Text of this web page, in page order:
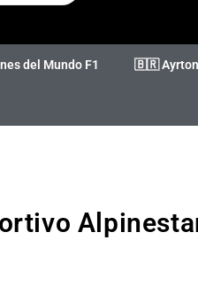
del Mundo F1 🇧🇷 Ayrton